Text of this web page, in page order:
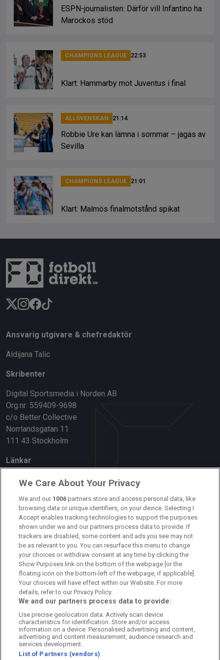
ESPN-journalisten: Därför vill Infantino ha
Marockos stöd
CHAMPIONS LEAGUE 22:53
Klart: Hammarby mot Juventus i final
ALLSVENSKAN 21:14
Robbie Ure kan lämna i sommar – jagas av
Sevilla
CHAMPIONS LEAGUE 21:01
Klart: Malmös finalmotstånd spikat
Ansvarig utgivare & chefredaktör
Aldijana Talic
Skribenter
Digital Sportsmedia i Norden AB
Org.nr: 559409-9698
c/o Better Collective
Norrlandsgatan 11
111 43 Stockholm
Länkar
Om oss
Kontakta oss
Kundtjänst
Sponsor: Rekatochklart
Annonsera på Fotbolldirekt
Redaktionell policy
Personuppgiftspolicy
Cookiepolicy
Arkiv
We Care About Your Privacy
We and our 1006 partners store and access personal data, like
browsing data or unique identifiers, on your device. Selecting I
Accept enables tracking technologies to support the purposes
shown under we and our partners process data to provide. If
trackers are disabled, some content and ads you see may not
be as relevant to you. You can resurface this menu to change
your choices or withdraw consent at any time by clicking the
Show Purposes link on the bottom of the webpage [or the
floating icon on the bottom-left of the webpage, if applicable].
Your choices will have effect within our Website. For more
details, refer to our Privacy Policy.
We and our partners process data to provide:
Use precise geolocation data. Actively scan device
characteristics for identification. Store and/or access
information on a device. Personalised advertising and content,
advertising and content measurement, audience research and
services development.
List of Partners (vendors)